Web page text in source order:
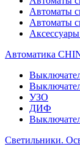
Автоматы
Автоматы
Автоматика
УЗО
ДИФ
Светильники.